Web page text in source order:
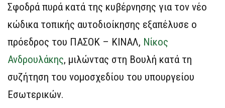
Σφοδρά πυρά κατά της κυβέρνησης για τον νέο
κώδικα τοπικής αυτοδιοίκησης εξαπέλυσε ο
πρόεδρος του ΠΑΣΟΚ – ΚΙΝΑΛ, Νίκος
Ανδρουλάκης, μιλώντας στη Βουλή κατά τη
συζήτηση του νομοσχεδίου του υπουργείου
Εσωτερικών.